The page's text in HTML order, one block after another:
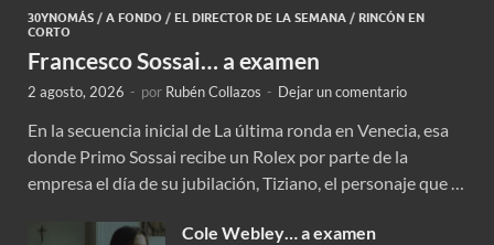
30YNOMÁS / A FONDO / EL DIRECTOR DE LA SEMANA / RINCÓN EN
CORTO
Francesco Sossai… a examen
2 agosto, 2026 - por Rubén Collazos - Dejar un comentario
En la secuencia inicial de La última ronda en Venecia, esa
donde Primo Sossai recibe un Rolex por parte de la
empresa el día de su jubilación, Tiziano, el personaje que …
Cole Webley… a examen